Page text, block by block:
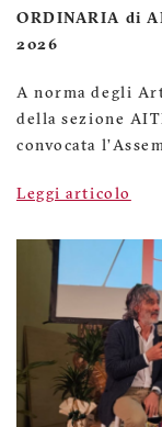
ORDINARIA di
2026
A norma degli
della sezione
convocata
Leggi articolo